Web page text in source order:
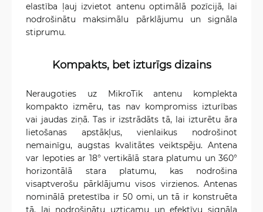
elastība ļauj izvietot antenu optimālā pozīcijā, lai
nodrošinātu maksimālu pārklājumu un signāla
stiprumu.
Kompakts, bet izturīgs dizains
Neraugoties uz MikroTik antenu komplekta
kompakto izmēru, tas nav kompromiss izturības
vai jaudas ziņā. Tas ir izstrādāts tā, lai izturētu āra
lietošanas apstākļus, vienlaikus nodrošinot
nemainīgu, augstas kvalitātes veiktspēju. Antena
var lepoties ar 18° vertikālā stara platumu un 360°
horizontālā stara platumu, kas nodrošina
visaptverošu pārklājumu visos virzienos. Antenas
nominālā pretestība ir 50 omi, un tā ir konstruēta
tā, lai nodrošinātu uzticamu un efektīvu signāla